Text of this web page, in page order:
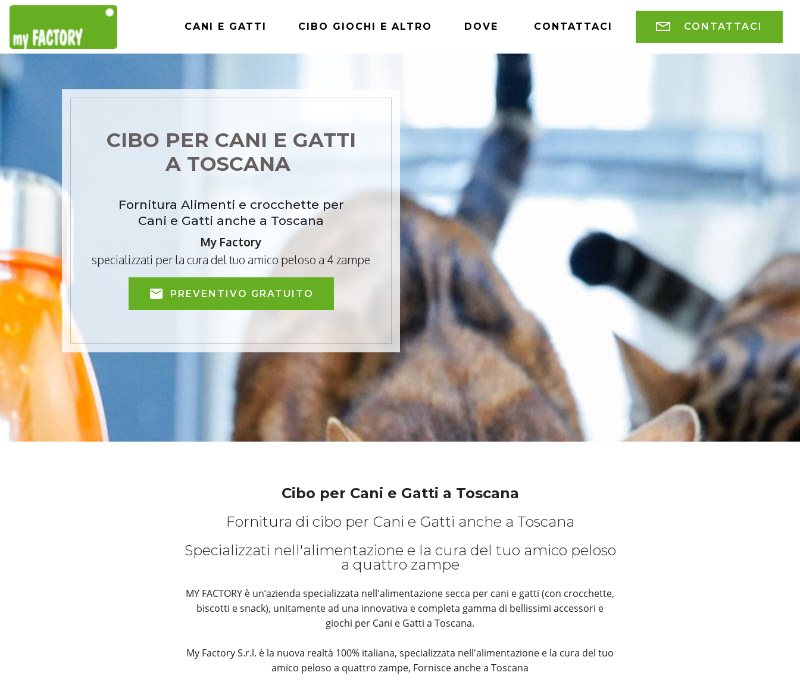
CANI E GATTI CIBO GIOCHI E ALTRO DOVE CONTATTACI CONTATTACI
CIBO PER CANI E GATTI
A TOSCANA
Fornitura Alimenti e crocchette per
Cani e Gatti anche a Toscana
My Factory
specializzati per la cura del tuo amico peloso a 4 zampe
PREVENTIVO GRATUITO
Cibo per Cani e Gatti a Toscana
Fornitura di cibo per Cani e Gatti anche a Toscana
Specializzati nell'alimentazione e la cura del tuo amico peloso
a quattro zampe
MY FACTORY è un’azienda specializzata nell'alimentazione secca per cani e gatti (con crocchette,
biscotti e snack), unitamente ad una innovativa e completa gamma di bellissimi accessori e
giochi per Cani e Gatti a Toscana.
My Factory S.r.l. è la nuova realtà 100% italiana, specializzata nell'alimentazione e la cura del tuo
amico peloso a quattro zampe, Fornisce anche a Toscana